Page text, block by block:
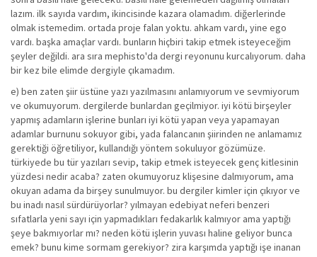
lazım. ilk sayıda vardım, ikincisinde kazara olamadım. diğerlerinde
olmak istemedim. ortada proje falan yoktu. ahkam vardı, yine ego
vardı. başka amaçlar vardı. bunların hiçbiri takip etmek isteyeceğim
şeyler değildi. ara sıra mephisto'da dergi reyonunu kurcalıyorum. daha
bir kez bile elimde dergiyle çıkamadım.
e) ben zaten şiir üstüne yazı yazılmasını anlamıyorum ve sevmiyorum
ve okumuyorum. dergilerde bunlardan geçilmiyor. iyi kötü birşeyler
yapmış adamların işlerine bunları iyi kötü yapan veya yapamayan
adamlar burnunu sokuyor gibi, yada falancanın şiirinden ne anlamamız
gerektiği öğretiliyor, kullandığı yöntem sokuluyor gözümüze.
türkiyede bu tür yazıları sevip, takip etmek isteyecek genç kitlesinin
yüzdesi nedir acaba? zaten okumuyoruz klişesine dalmıyorum, ama
okuyan adama da birşey sunulmuyor. bu dergiler kimler için çıkıyor ve
bu inadı nasıl sürdürüyorlar? yılmayan edebiyat neferi benzeri
sıfatlarla yeni sayı için yapmadıkları fedakarlık kalmıyor ama yaptığı
şeye bakmıyorlar mı? neden kötü işlerin yuvası haline geliyor bunca
emek? bunu kime sormam gerekiyor? zira karşımda yaptığı işe inanan